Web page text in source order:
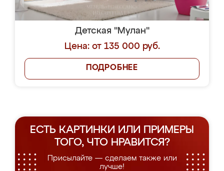
Детская "Мулан"
Цена: от 135 000 руб.
ПОДРОБНЕЕ
ЕСТЬ КАРТИНКИ ИЛИ ПРИМЕРЫ
ТОГО, ЧТО НРАВИТСЯ?
Присылайте — сделаем также или
лучше!